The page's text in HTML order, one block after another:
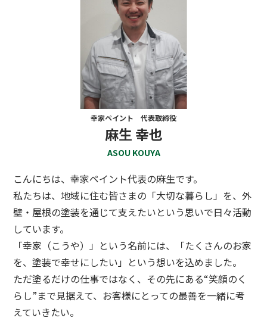
幸家ペイント 代表取締役
麻生 幸也
ASOU KOUYA
こんにちは、幸家ペイント代表の麻生です。
私たちは、地域に住む皆さまの「大切な暮らし」を、外
壁・屋根の塗装を通じて支えたいという思いで日々活動
しています。
「幸家（こうや）」という名前には、「たくさんのお家
を、塗装で幸せにしたい」という想いを込めました。
ただ塗るだけの仕事ではなく、その先にある“笑顔のく
らし”まで見据えて、お客様にとっての最善を一緒に考
えていきたい。